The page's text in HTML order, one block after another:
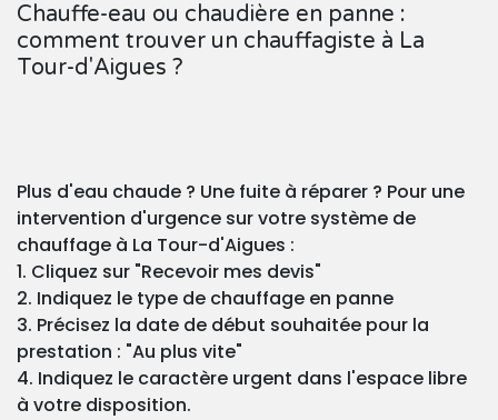
Chauffe-eau ou chaudière en panne :
comment trouver un chauffagiste à La
Tour-d'Aigues ?
Plus d'eau chaude ? Une fuite à réparer ? Pour une
intervention d'urgence sur votre système de
chauffage à La Tour-d'Aigues :
1. Cliquez sur "Recevoir mes devis"
2. Indiquez le type de chauffage en panne
3. Précisez la date de début souhaitée pour la
prestation : "Au plus vite"
4. Indiquez le caractère urgent dans l'espace libre
à votre disposition.